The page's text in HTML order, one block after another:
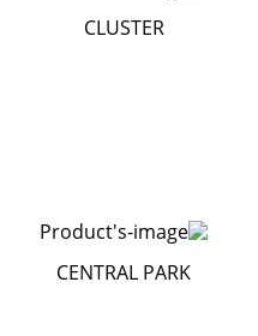
CLUSTER
CENTRAL PARK